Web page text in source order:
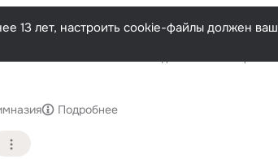
13 лет, настроить cookie-файлы должен ваш
Подробнее